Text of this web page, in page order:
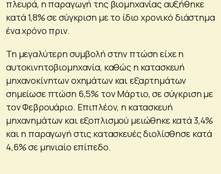
πλευρά, η παραγωγή της βιομηχανίας αυξήθηκε
κατά 1,8% σε σύγκριση με το ίδιο χρονικό διάστημα
ένα χρόνο πριν.
Τη μεγαλύτερη συμβολή στην πτώση είχε η
αυτοκινητοβιομηχανία, καθώς η κατασκευή
μηχανοκίνητων οχημάτων και εξαρτημάτων
σημείωσε πτώση 6,5% τον Μάρτιο, σε σύγκριση με
τον Φεβρουάριο. Επιπλέον, η κατασκευή
μηχανημάτων και εξοπλισμού μειώθηκε κατά 3,4%
και η παραγωγή στις κατασκευές διολίσθησε κατά
4,6% σε μηνιαίο επίπεδο.